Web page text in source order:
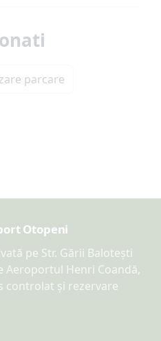
parcare
Otopeni
pe Str. Gării Balotești
Aeroportul Henri Coandă,
controlat și rezervare